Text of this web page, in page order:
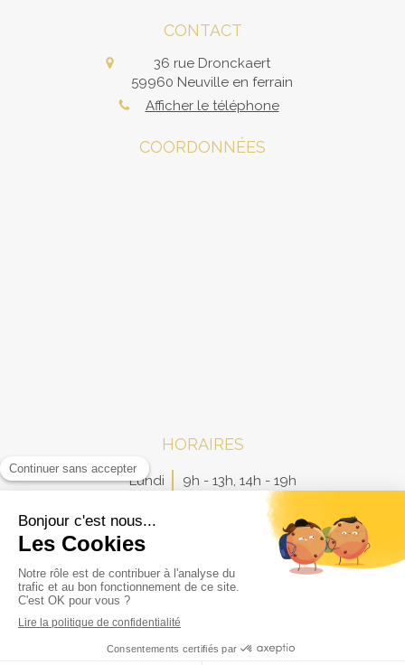
CONTACT
36 rue Dronckaert
59960 Neuville en ferrain
Afficher le téléphone
COORDONNÉES
HORAIRES
Lundi 9h - 13h, 14h - 19h
14h - 19h
Mercredi
14h - 19h
Jeudi
14h - 19h
Vendredi
9h - 13h
Samedi
Dimanche